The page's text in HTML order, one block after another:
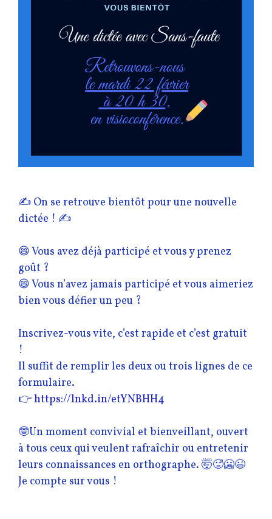
✍️ On se retrouve bientôt pour une nouvelle
dictée ! ✍️
😄 Vous avez déjà participé et vous y prenez
goût ?
😄 Vous n’avez jamais participé et vous aimeriez
bien vous défier un peu ?
Inscrivez-vous vite, c’est rapide et c’est gratuit
!
Il suffit de remplir les deux ou trois lignes de ce
formulaire.
👉https://lnkd.in/etYNBHH4
🤓Un moment convivial et bienveillant, ouvert
à tous ceux qui veulent rafraîchir ou entretenir
leurs connaissances en orthographe. 🤯🥵🥶😉
Je compte sur vous !